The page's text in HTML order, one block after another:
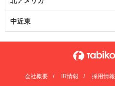
中近東
会社概要 IR情報 採用情報